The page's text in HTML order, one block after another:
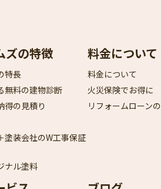
ズの特徴
特長
無料の建物診断
得の見積り
塗装会社のW工事保証
ナル塗料
料金につい
料金について
火災保険でお得に
リフォームローン